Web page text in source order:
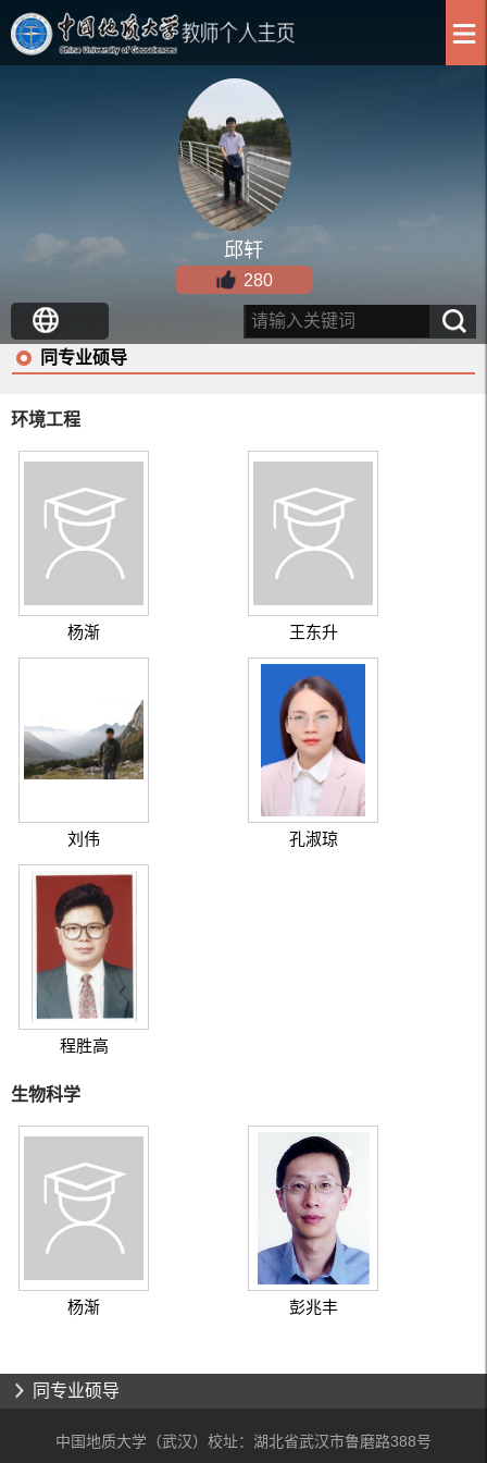
邱轩
280
同专业硕导
环境工程
杨渐 王东升
刘伟 孔淑琼
程胜高
生物科学
杨渐 彭兆丰
同专业硕导
中国地质大学（武汉）校址：湖北省武汉市鲁磨路388号